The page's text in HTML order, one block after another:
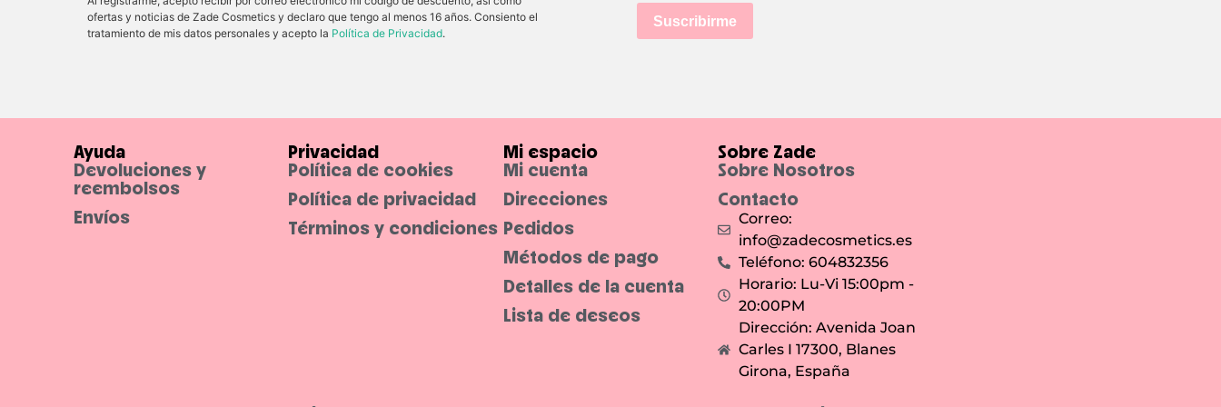
ofertas y noticias de Zade Cosmetics y declaro que tengo al menos 16 años. Consiento el
tratamiento de mis datos personales y acepto la Política de Privacidad.
Suscribirme
Ayuda
Devoluciones y
reembolsos
Envíos
Privacidad
Política de cookies
Política de privacidad
Términos y condiciones
Mi espacio
Mi cuenta
Direcciones
Pedidos
Métodos de pago
Detalles de la cuenta
Lista de deseos
Sobre Zade
Sobre Nosotros
Contacto
Correo:
info@zadecosmetics.es
Teléfono: 604832356
Horario: Lu-Vi 15:00pm -
20:00PM
Dirección: Avenida Joan
Carles I 17300, Blanes
Girona, España